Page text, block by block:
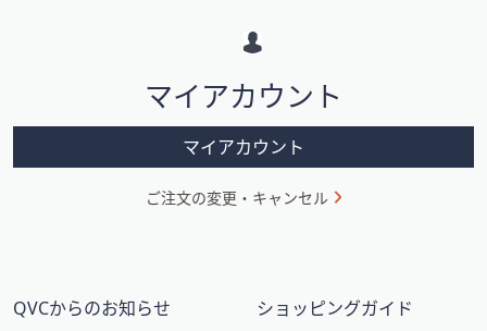
ン
マイアカウント
マイアカウント
ご注文の変更・キャンセル
QVCからのお知らせ ショッピングガイド